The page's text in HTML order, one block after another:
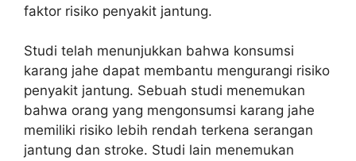
faktor risiko penyakit jantung.
Studi telah menunjukkan bahwa konsumsi
karang jahe dapat membantu mengurangi risiko
penyakit jantung. Sebuah studi menemukan
bahwa orang yang mengonsumsi karang jahe
memiliki risiko lebih rendah terkena serangan
jantung dan stroke. Studi lain menemukan